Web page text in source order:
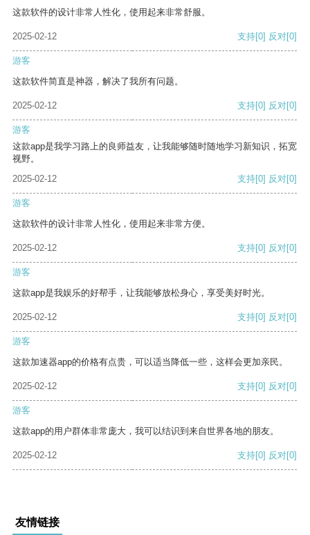
这款软件的设计非常人性化，使用起来非常舒服。
2025-02-12 支持[0] 反对[0]
游客
这款软件简直是神器，解决了我所有问题。
2025-02-12 支持[0] 反对[0]
游客
这款app是我学习路上的良师益友，让我能够随时随地学习新知识，拓宽
视野。
2025-02-12
支持[0] 反对[0]
游客
这款软件的设计非常人性化，使用起来非常方便。
2025-02-12 支持[0] 反对[0]
游客
这款app是我娱乐的好帮手，让我能够放松身心，享受美好时光。
2025-02-12 支持[0] 反对[0]
游客
这款加速器app的价格有点贵，可以适当降低一些，这样会更加亲民。
2025-02-12 支持[0] 反对[0]
游客
这款app的用户群体非常庞大，我可以结识到来自世界各地的朋友。
2025-02-12 支持[0] 反对[0]
友情链接